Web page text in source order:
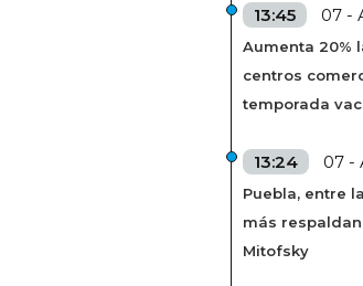
13:45 07 -
Aumenta 20%
centros
temporada
13:24 07 -
Puebla, entre
más
Mitofsky